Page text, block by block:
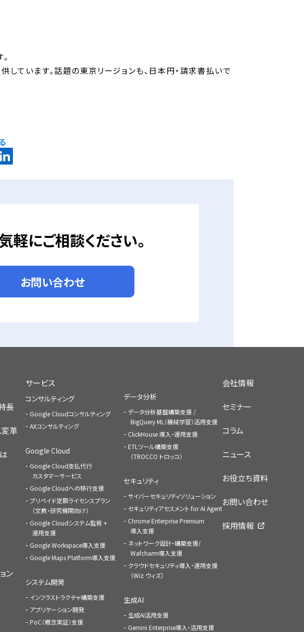
しています。話題の東京リージョンも、日本円・請求書払いで
軽にご相談ください。
お問い合わせ
長
革
ン
サービス
コンサルティング
Google Cloudコンサルティング
AXコンサルティング
Google Cloud
Google Cloud支払代行
カスタマーサービス
Google Cloudへの移行支援
プリペイド定額ライセンスプラン
（文教・研究機関向け）
Google Cloudシステム監視 +
運用支援
Google Workspace導入支援
Google Maps Platform導入支援
システム開発
インフラストラクチャ構築支援
アプリケーション開発
PoC（概念実証）支援
データ分析
データ分析基盤構築支援 /
BigQuery ML（機械学習）活用支援
ClickHouse 導入・運用支援
ETLツール構築支援
（TROCCO トロッコ）
セキュリティ
サイバーセキュリティソリューション
セキュリティアセスメント for AI Agent
Chrome Enterprise Premium
導入支援
ネットワーク設計・構築支援/
Wafcharm導入支援
クラウドセキュリティ導入・運用支援
（Wiz ウィズ）
生成AI
生成AI活用支援
Gemini Enterprise導入・活用支援
会社情報
セミナー
コラム
ニュース
お役立ち資料
お問い合わせ
採用情報